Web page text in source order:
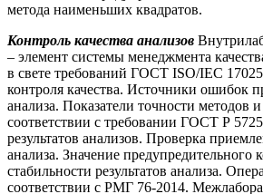
метода наименьших квадратов.
Контроль качества анализов
– элемент системы менеджмента
в свете требований ГОСТ ISO/IEC
контроля качества. Источники ошибок
анализа. Показатели точности методов и
соответствии с требовании ГОСТ Р
результатов анализов. Проверка
анализа. Значение предупредительного
стабильности результатов анализа.
соответствии с РМГ 76-2014.